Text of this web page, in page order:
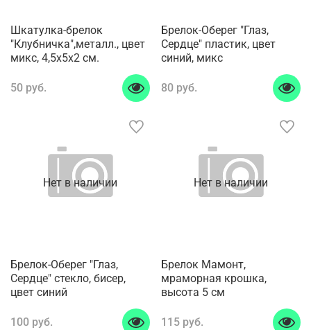
Шкатулка-брелок
"Клубничка",металл., цвет
микс, 4,5x5x2 см.
50 руб.
Брелок-Оберег "Глаз,
Сердце" пластик, цвет
синий, микс
80 руб.
Нет в наличии
Брелок-Оберег "Глаз,
Сердце" стекло, бисер,
цвет синий
100 руб.
Нет в наличии
Брелок Мамонт,
мраморная крошка,
высота 5 см
115 руб.